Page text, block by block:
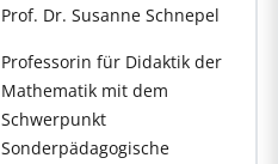
Prof. Dr. Susanne Schnepel
Professorin für Didaktik der
Mathematik mit dem
Schwerpunkt
Sonderpädagogische